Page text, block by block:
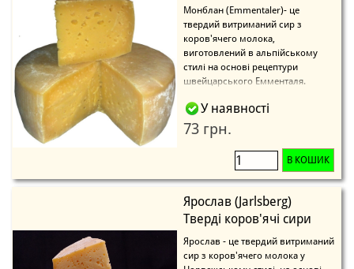
Монблан (Emmentaler)- це
твердий витриманий сир з
коров'ячего молока,
виготовлений в альпійському
стилі на основі рецептури
швейцарського Емменталя.
У наявності
73 грн.
В КОШИК
Ярослав (Jarlsberg)
Тверді коров'ячі сири
Ярослав - це твердий витриманий
сир з коров'ячего молока у